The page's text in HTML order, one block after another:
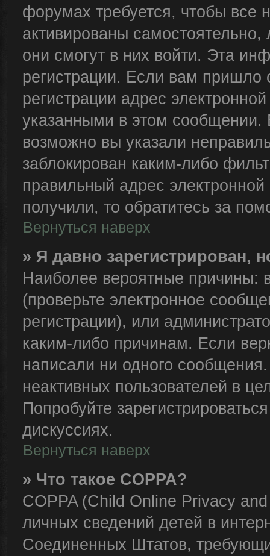
форумах требуется, чтобы все
активированы
они смогут в них войти. Эта
регистрации. Если вам
регистрации адрес
указанными в этом
возможно вы указали
заблокирован каким-либо
правильный адрес
получили, то обратитесь за
Вернуться наверх
» Я давно зарегистрирован,
Наиболее вероятные причины:
(проверьте электронное
регистрации), или
каким-либо причинам. Если
написали ни одного
неактивных пользователей в
Попробуйте
дискуссиях.
Вернуться наверх
» Что такое COPPA?
COPPA (Child Online Privacy
личных сведений детей в
Соединенных Штатов,